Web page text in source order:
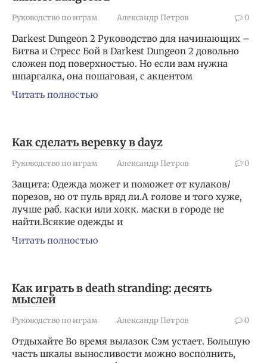
Руководство по играм Александр Петров 0
Darkest Dungeon 2 Руководство для начинающих –
Битва и Стресс Бой в Darkest Dungeon 2 довольно
сложен под поверхностью. Но если вам нужна
шпаргалка, она пошаговая, с акцентом
Читать полностью
Как сделать веревку в dayz
Руководство по играм Александр Петров 0
Защита: Одежда может и поможет от кулаков/
порезов, но от пуль вряд ли.А голове и того хуже,
лучше раб. каски или хокк. маски в городе не
найти.Всякие одежды и
Читать полностью
Как играть в death stranding: десять
мыслей
Руководство по играм Александр Петров 0
Отдыхайте Во время вылазок Сэм устает. Большую
часть шкалы выносливости можно восполнить,